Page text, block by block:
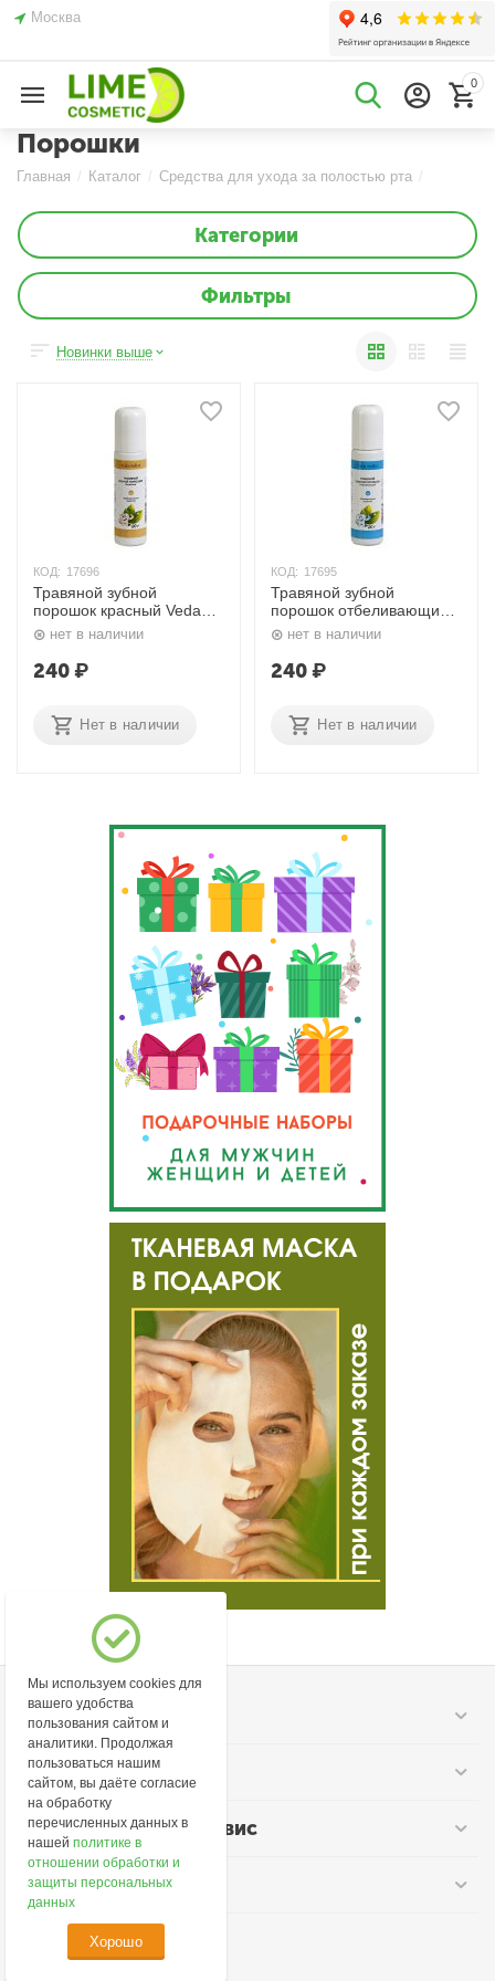
Москва
0
Порошки
Главная / Каталог / Средства для ухода за полостью рта /
Категории
Фильтры
Новинки выше
КОД: 17696
Травяной зубной
порошок красный Veda
Vedica
нет в наличии
240₽
Нет в наличии
КОД: 17695
Травяной зубной
порошок отбеливающий
голубой Veda Vedica
нет в наличии
240₽
Нет в наличии
Моя учетная запись
Информация
Покупательский сервис
Контакты
Мы используем cookies для
вашего удобства
пользования сайтом и
аналитики. Продолжая
пользоваться нашим
сайтом, вы даёте согласие
на обработку
перечисленных данных в
нашейполитике в
отношении обработки и
защиты персональных
данных
Хорошо